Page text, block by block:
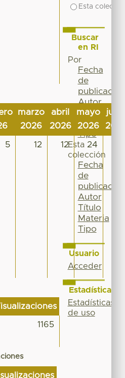
marzo
2026
abril
2026
mayo
2026
5 12 12 24
1165
Esta
Buscar
en RI
Por
Fecha
de
publicación
Autor
Título
Materia
Tipo
Esta
colección
Fecha
de
publicación
Autor
Título
Materia
Tipo
Usuario
Acceder
Estadísticas
Estadísticas
de uso